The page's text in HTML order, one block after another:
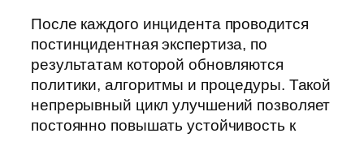
После каждого инцидента проводится
постинцидентная экспертиза, по
результатам которой обновляются
политики, алгоритмы и процедуры. Такой
непрерывный цикл улучшений позволяет
постоянно повышать устойчивость к